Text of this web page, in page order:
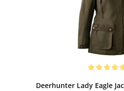
Deerhunter Lady Eagle